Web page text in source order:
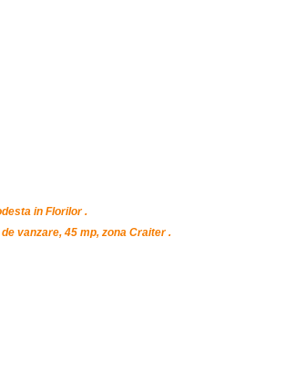
in Florilor .
vanzare, 45 mp, zona Craiter .